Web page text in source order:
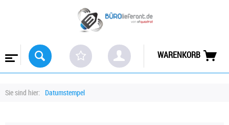
WARENKORB
Sie sind hier: Datumstempel